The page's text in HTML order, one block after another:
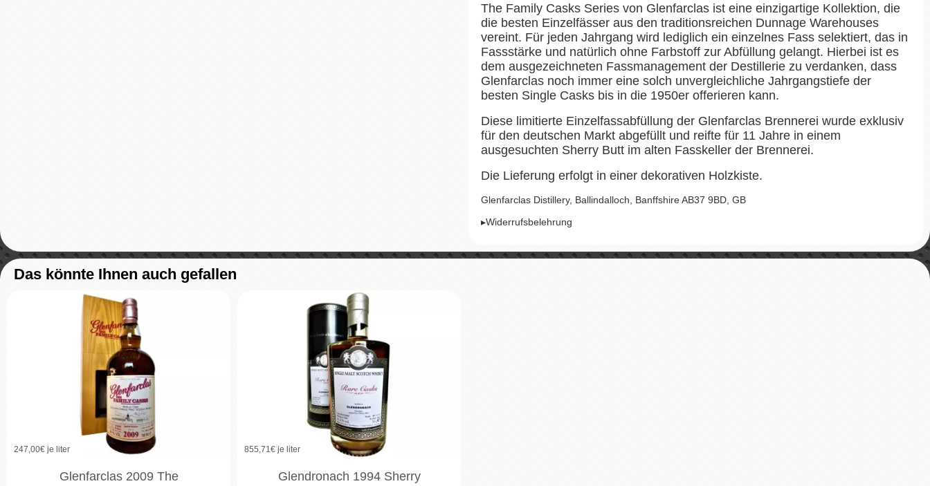
The Family Casks Series von Glenfarclas ist eine einzigartige Kollektion, die
die besten Einzelfässer aus den traditionsreichen Dunnage Warehouses
vereint. Für jeden Jahrgang wird lediglich ein einzelnes Fass selektiert, das in
Fassstärke und natürlich ohne Farbstoff zur Abfüllung gelangt. Hierbei ist es
dem ausgezeichneten Fassmanagement der Destillerie zu verdanken, dass
Glenfarclas noch immer eine solch unvergleichliche Jahrgangstiefe der
besten Single Casks bis in die 1950er offerieren kann.
Diese limitierte Einzelfassabfüllung der Glenfarclas Brennerei wurde exklusiv
für den deutschen Markt abgefüllt und reifte für 11 Jahre in einem
ausgesuchten Sherry Butt im alten Fasskeller der Brennerei.
Die Lieferung erfolgt in einer dekorativen Holzkiste.
Glenfarclas Distillery, Ballindalloch, Banffshire AB37 9BD, GB
▸Widerrufsbelehrung
Das könnte Ihnen auch gefallen
247,00€ je liter
Glenfarclas 2009 The
855,71€ je liter
Glendronach 1994 Sherry